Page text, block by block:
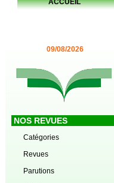
ACCUEIL
09/08/2026
NOS REVUES
Catégories
Revues
Parutions